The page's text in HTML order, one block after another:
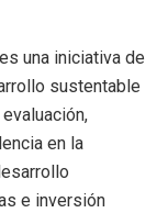
una iniciativa de
sustentable
en la
e inversión